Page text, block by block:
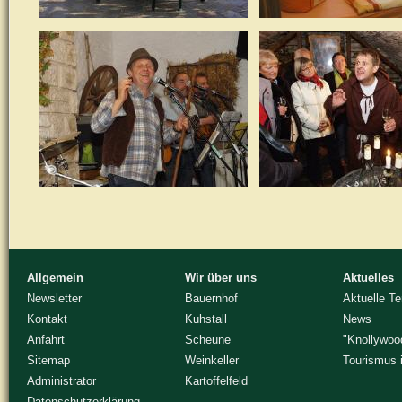
Allgemein
Newsletter
Kontakt
Anfahrt
Sitemap
Administrator
Wir über uns
Bauernhof
Kuhstall
Scheune
Weinkeller
Kartoffelfeld
Aktuelles
Aktuelle
News
Tourismus